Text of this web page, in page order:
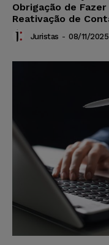
Obrigação de
Reativação de
Juristas - 08/11/2025